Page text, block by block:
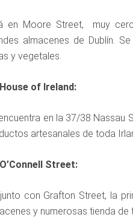
en Moore Street, muy
almacenes de Dublín.
y vegetales.
of Ireland:
en la 37/38 Nassau
artesanales de toda
Street:
con Grafton Street, la
y numerosas tienda de